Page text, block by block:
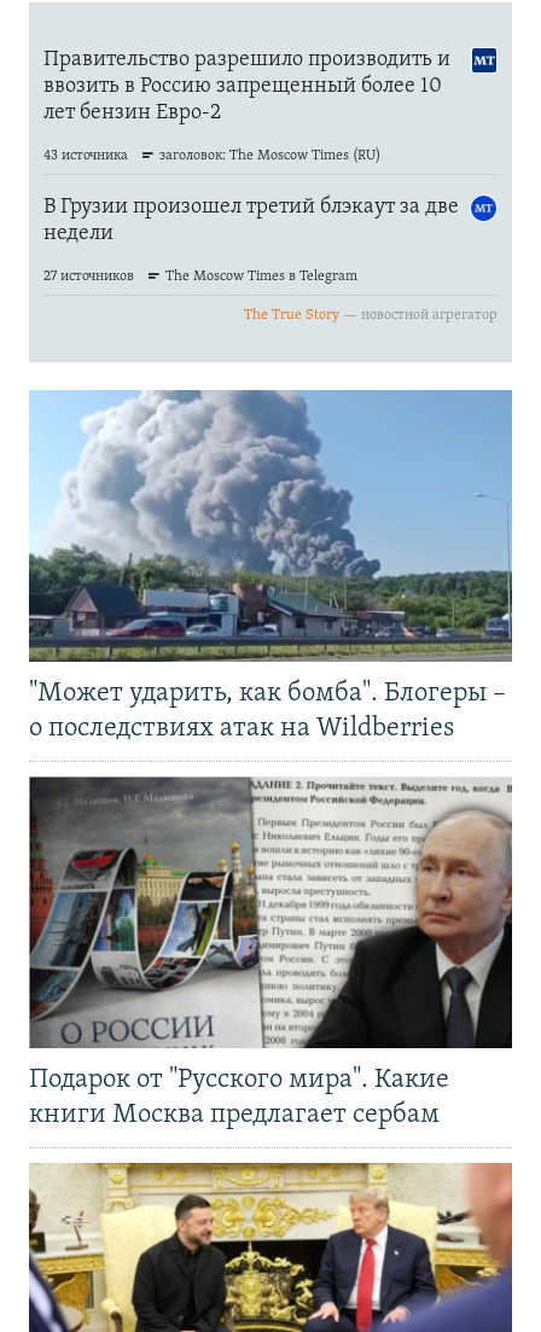
"Может ударить, как бомба". Блогеры –
о последствиях атак на Wildberries
Подарок от "Русского мира". Какие
книги Москва предлагает сербам